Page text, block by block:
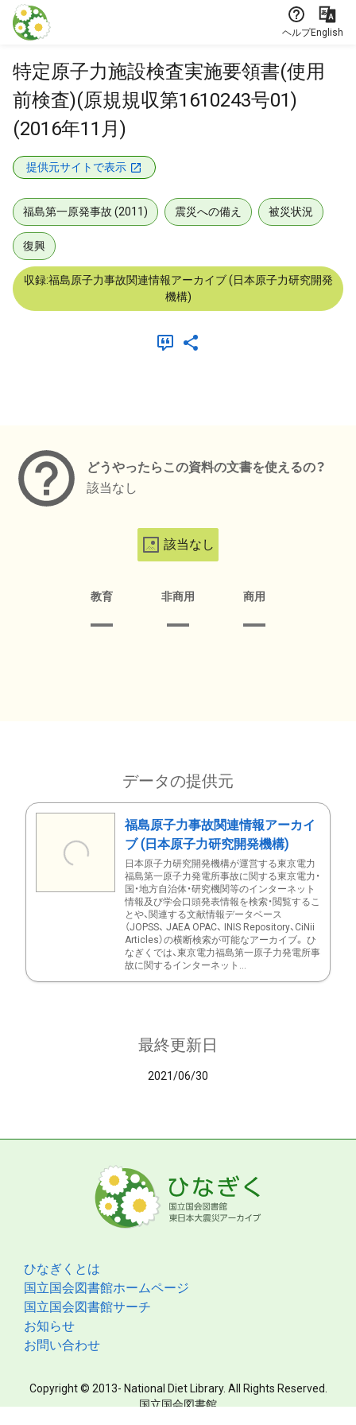
本文に飛ぶ
ヘルプEnglish
特定原子力施設検査実施要領書(使用
前検査)(原規規収第1610243号01)
(2016年11月)
提供元サイトで表示
福島第一原発事故 (2011) 震災への備え 被災状況
復興
収録:福島原子力事故関連情報アーカイブ (日本原子力研究開発
機構)
どうやったらこの資料の文書を使えるの？
該当なし
該当なし
教育 非商用 商用
データの提供元
福島原子力事故関連情報アーカイ
ブ (日本原子力研究開発機構)
日本原子力研究開発機構が運営する東京電力
福島第一原子力発電所事故に関する東京電力・
国・地方自治体・研究機関等のインターネット
情報及び学会口頭発表情報を検索・閲覧するこ
とや、関連する文献情報データベース
（JOPSS、 JAEA OPAC、 INIS Repository、CiNii
Articles）の横断検索が可能なアーカイブ。 ひ
なぎくでは、東京電力福島第一原子力発電所事
故に関するインターネット...
最終更新日
2021/06/30
ひなぎくとは
国立国会図書館ホームページ
国立国会図書館サーチ
お知らせ
お問い合わせ
Copyright © 2013- National Diet Library. All Rights Reserved.